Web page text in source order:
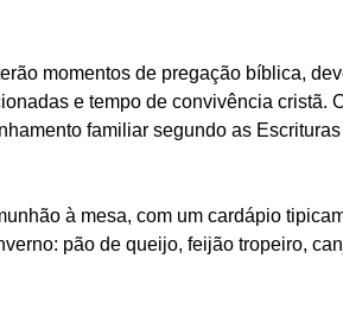
momentos de pregação bíblica,
e tempo de convivência cristã.
familiar segundo as
à mesa, com um cardápio
pão de queijo, feijão tropeiro,